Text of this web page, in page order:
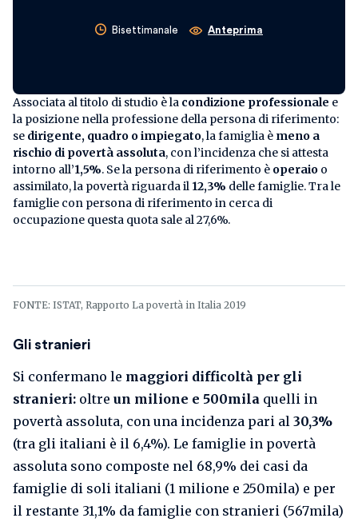
Bisettimanale Anteprima
Associata al titolo di studio è la condizione professionale e
la posizione nella professione della persona di riferimento:
se dirigente, quadro o impiegato, la famiglia è meno a
rischio di povertà assoluta, con l’incidenza che si attesta
intorno all’1,5%. Se la persona di riferimento è operaio o
assimilato, la povertà riguarda il 12,3% delle famiglie. Tra le
famiglie con persona di riferimento in cerca di
occupazione questa quota sale al 27,6%.
FONTE: ISTAT, Rapporto La povertà in Italia 2019
Gli stranieri
Si confermano le maggiori difficoltà per gli
stranieri: oltre un milione e 500mila quelli in
povertà assoluta, con una incidenza pari al 30,3%
(tra gli italiani è il 6,4%). Le famiglie in povertà
assoluta sono composte nel 68,9% dei casi da
famiglie di soli italiani (1 milione e 250mila) e per
il restante 31,1% da famiglie con stranieri (567mila)